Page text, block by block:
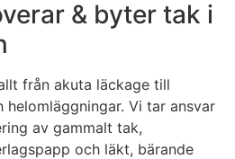
& byter tak i
från akuta läckage till
Vi tar ansvar
av gammalt tak,
och läkt, bärande